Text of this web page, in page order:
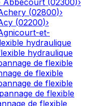
Abbécourt (02300)›
(02800)›
(02200)›
et-
hydraulique
hydraulique
de flexible
de flexible
de flexible
de flexible
de flexible